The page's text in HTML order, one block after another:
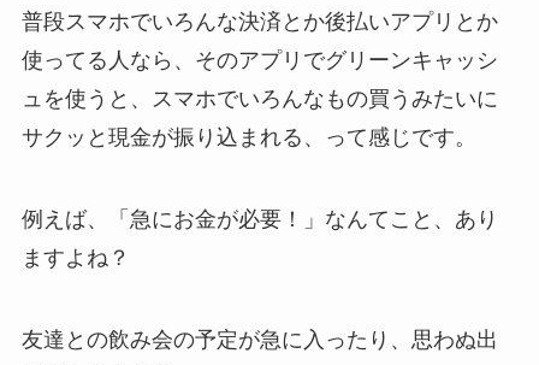
普段スマホでいろんな決済とか後払いアプリとか
使ってる人なら、そのアプリでグリーンキャッシ
ュを使うと、スマホでいろんなもの買うみたいに
サクッと現金が振り込まれる、って感じです。
例えば、「急にお金が必要！」なんてこと、あり
ますよね？
友達との飲み会の予定が急に入ったり、思わぬ出